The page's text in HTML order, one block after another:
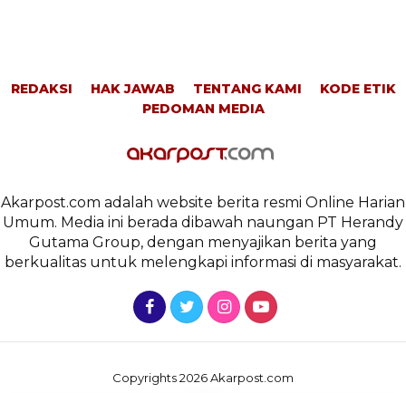
REDAKSI HAK JAWAB TENTANG KAMI
KODE ETIK
PEDOMAN MEDIA
Akarpost.com adalah website berita resmi Online Harian
Umum. Media ini berada dibawah naungan PT Herandy
Gutama Group, dengan menyajikan berita yang
berkualitas untuk melengkapi informasi di masyarakat.
Copyrights 2026 Akarpost.com